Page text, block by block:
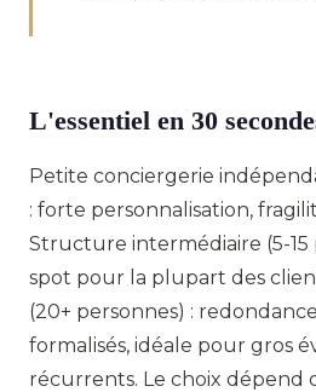
L'essentiel en 30
Petite conciergerie
: forte personnalisation,
Structure intermédiaire (5-15
spot pour la plupart des
(20+ personnes) :
formalisés, idéale pour gros
récurrents. Le choix dépend